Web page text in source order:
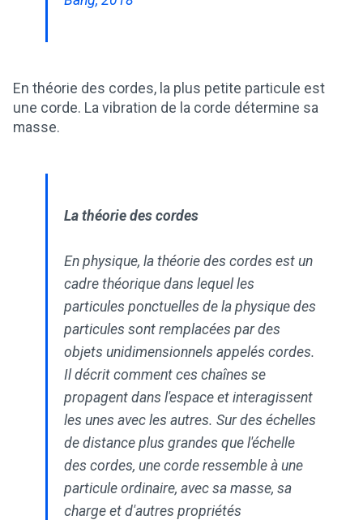
En théorie des cordes, la plus petite particule est
une corde. La vibration de la corde détermine sa
masse.
La théorie des cordes
En physique, la théorie des cordes est un
cadre théorique dans lequel les
particules ponctuelles de la physique des
particules sont remplacées par des
objets unidimensionnels appelés cordes.
Il décrit comment ces chaînes se
propagent dans l'espace et interagissent
les unes avec les autres. Sur des échelles
de distance plus grandes que l'échelle
des cordes, une corde ressemble à une
particule ordinaire, avec sa masse, sa
charge et d'autres propriétés